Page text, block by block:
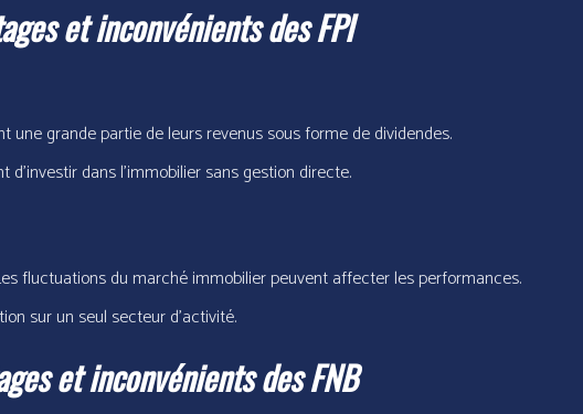
et inconvénients des FPI
une grande partie de leurs revenus sous forme de dividendes.
d’investir dans l’immobilier sans gestion directe.
fluctuations du marché immobilier peuvent affecter les performances.
sur un seul secteur d’activité.
et inconvénients des FNB